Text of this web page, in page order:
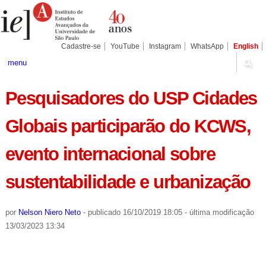
para
conteúdo.
Pessoais
Cadastre-se YouTube Instagram WhatsApp English
menu
Pesquisadores do USP Cidades
Globais participarão do KCWS,
evento internacional sobre
sustentabilidade e urbanização
por Nelson Niero Neto - publicado16/10/2019 18:05 - última modificação
13/03/2023 13:34